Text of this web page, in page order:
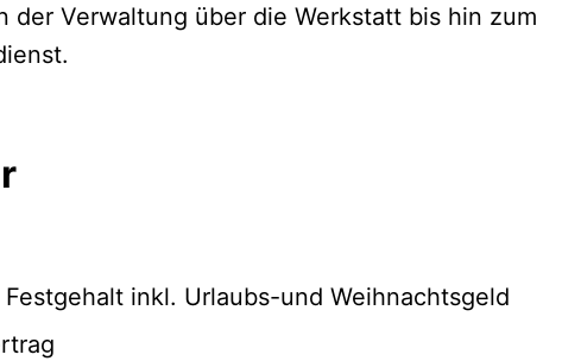
der Verwaltung über die Werkstatt bis hin zum
inkl. Urlaubs-und Weihnachtsgeld